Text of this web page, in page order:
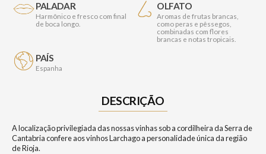
PALADAR
Harmônico e fresco com final
de boca longo.
OLFATO
Aromas de frutas brancas,
como peras e pêssegos,
combinadas com flores
brancas e notas tropicais.
PAÍS
Espanha
DESCRIÇÃO
A localização privilegiada das nossas vinhas sob a cordilheira da Serra de
Cantabria confere aos vinhos Larchago a personalidade única da região
de Rioja.